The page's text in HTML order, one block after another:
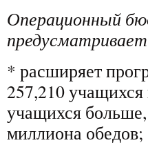
Операционный
* расширяет
257,210 учащихся
учащихся больше,
миллиона обедов;